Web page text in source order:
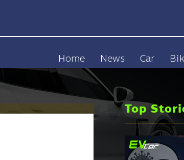
Home News Car
Top